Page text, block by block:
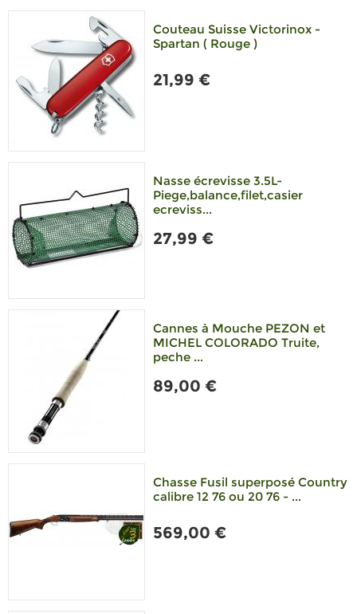
Couteau Suisse Victorinox -
Spartan ( Rouge )
21,99 €
Nasse écrevisse 3.5L-
Piege,balance,filet,casier
ecreviss...
27,99 €
Cannes à Mouche PEZON et
MICHEL COLORADO Truite,
peche ...
89,00 €
Chasse Fusil superposé Country
calibre 12 76 ou 20 76 - ...
569,00 €